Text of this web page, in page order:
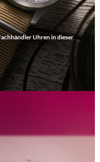
Uhren in dieser